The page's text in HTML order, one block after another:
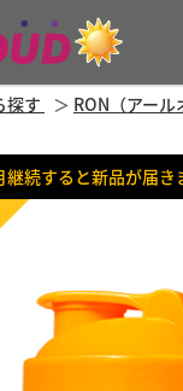
探す RON（アール
継続すると新品が届き